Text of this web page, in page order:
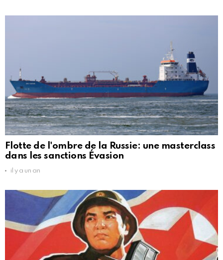
Flotte de l'ombre de la Russie: une masterclass
dans les sanctions Évasion
il y a un an